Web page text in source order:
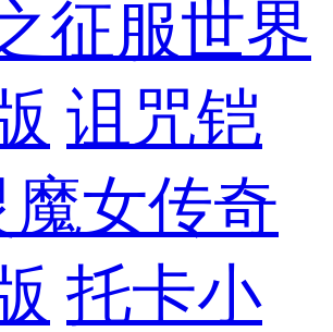
征服世界
诅咒铠
魔女传奇
托卡小